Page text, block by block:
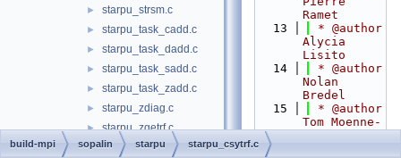
► starpu_strsm.c
► starpu_task_cadd.c
► starpu_task_dadd.c
► starpu_task_sadd.c
► starpu_task_zadd.c
► starpu_zdiag.c
► starpu_zgetrf.c
► starpu_zhetrf.c
Ramet
   13
* @author
Alycia
Lisito
   14
* @author
Nolan
Bredel
   15
* @author
Tom Moenne-
   16
build-mpi sopalin starpu starpu_csytrf.c